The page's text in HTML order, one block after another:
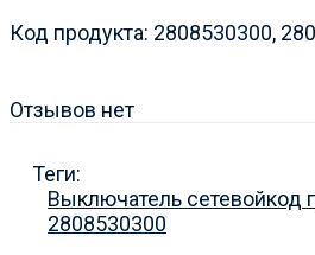
Код продукта: 2808530300,
Отзывов нет
Теги:
Выключатель сетевойкод
2808530300